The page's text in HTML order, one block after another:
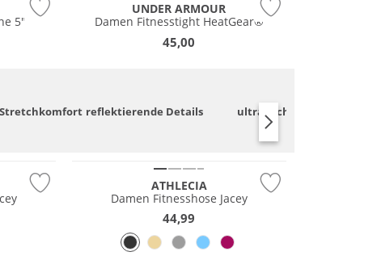
5"
UNDER ARMOUR
Damen Fitnesstight HeatGear®
45,00
reflektierende Details ultraleicht
ATHLECIA
Damen Fitnesshose Jacey
44,99